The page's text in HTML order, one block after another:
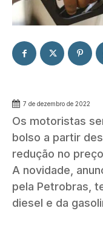
7 de dezembro de 2022
Os motoristas
bolso a partir
redução no
A novidade,
pela Petrobras,
diesel e da